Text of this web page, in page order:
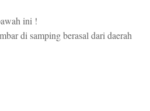
ini !
di samping berasal dari daerah